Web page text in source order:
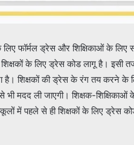
के लिए फॉर्मल ड्रेस और शिक्षिकाओं के
के लिए ड्रेस कोड लागू है। इसी
है। शिक्षकों की ड्रेस के रंग तय करने के
से भी मदद ली जाएगी। शिक्षक-
में पहले से ही शिक्षकों के लिए ड्रेस